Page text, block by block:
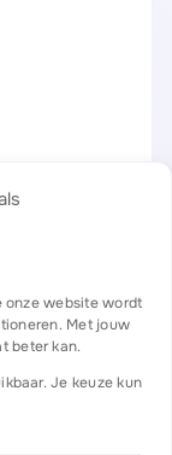
onze website wordt
Met jouw
beter kan.
Je keuze kun